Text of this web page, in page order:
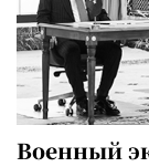
Военный